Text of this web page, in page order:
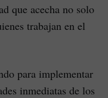
que acecha no solo
trabajan en el
para implementar
inmediatas de los